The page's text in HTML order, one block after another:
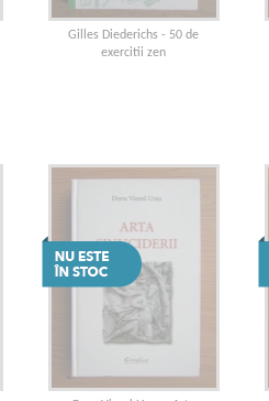
Gilles Diederichs - 50 de
exercitii zen